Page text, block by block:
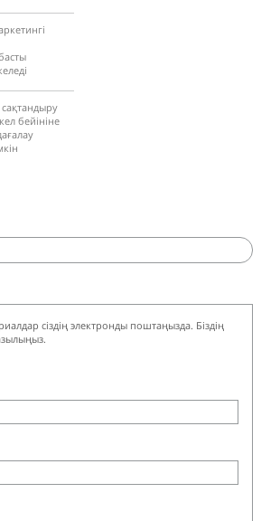
бейініне
сіздің электронды поштаңызда. Біздің